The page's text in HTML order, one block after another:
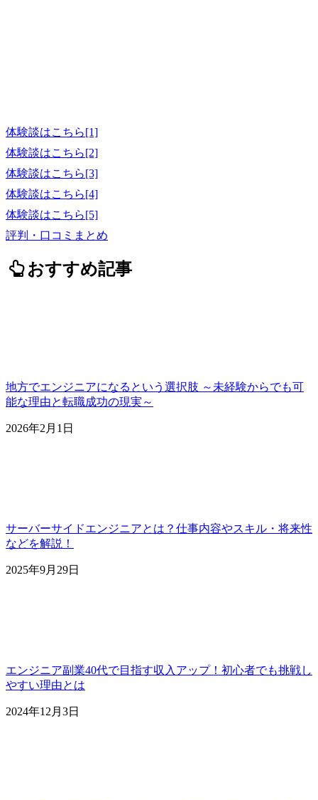
体験談はこちら[1]
体験談はこちら[2]
体験談はこちら[3]
体験談はこちら[4]
体験談はこちら[5]
評判・口コミまとめ
おすすめ記事
地方でエンジニアになるという選択肢 ～未経験からでも可
能な理由と転職成功の現実～
2026年2月1日
サーバーサイドエンジニアとは？仕事内容やスキル・将来性
などを解説！
2025年9月29日
エンジニア副業40代で目指す収入アップ！初心者でも挑戦し
やすい理由とは
2024年12月3日